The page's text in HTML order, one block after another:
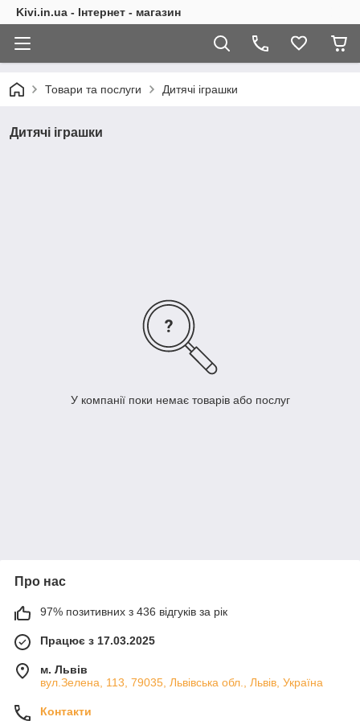
Kivi.in.ua - Інтернет - магазин
Товари та послуги Дитячі іграшки
Дитячі іграшки
У компанії поки немає товарів або послуг
Про нас
97% позитивних з 436 відгуків за рік
Працює з 17.03.2025
м. Львів
вул.Зелена, 113, 79035, Львівська обл., Львів, Україна
Контакти